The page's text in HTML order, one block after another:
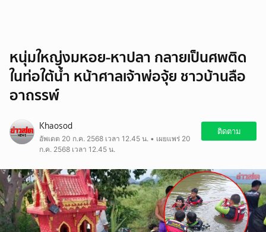
หนุ่มใหญ่งมหอย-หาปลา กลายเป็นศพติด
ในท่อใต้น้ำ หน้าศาลเจ้าพ่อจุ้ย ชาวบ้านลือ
อาถรรพ์
Khaosod
อัพเดต 20 ก.ค. 2568 เวลา 12.45 น. • เผยแพร่ 20
ก.ค. 2568 เวลา 12.45 น.
ติดตาม